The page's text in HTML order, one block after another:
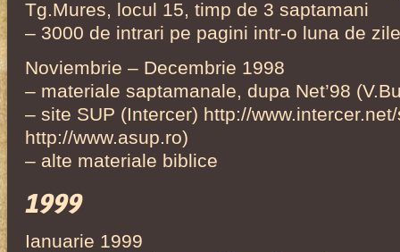
Tg.Mures, locul 15, timp de 3 saptamani
– 3000 de intrari pe pagini intr-o luna de zile
Noviembrie – Decembrie 1998
– materiale saptamanale, dupa Net’98
– site SUP (Intercer) http://
http://www.asup.ro)
– alte materiale biblice
1999
Ianuarie 1999